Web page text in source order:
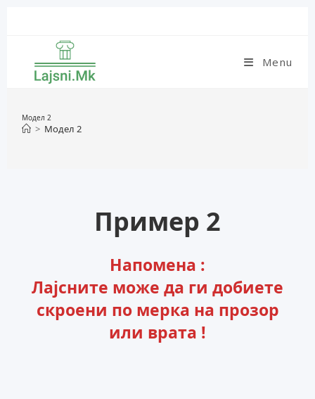
Menu
Модел 2
> Модел 2
Пример 2
Напомена :
Лајсните може да ги добиете
скроени по мерка на прозор
или врата !